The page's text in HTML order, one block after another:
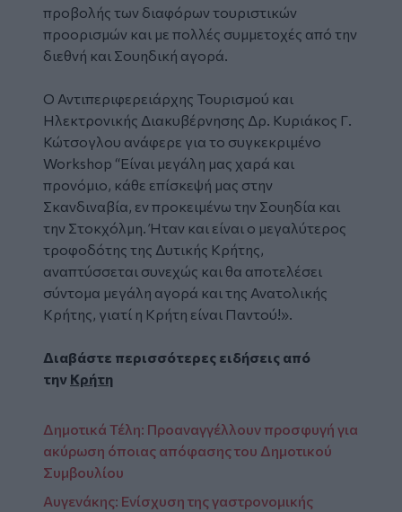
προβολής των διαφόρων τουριστικών
προορισμών και με πολλές συμμετοχές από την
διεθνή και Σουηδική αγορά.
Ο Αντιπεριφερειάρχης Τουρισμού και
Ηλεκτρονικής Διακυβέρνησης Δρ. Κυριάκος Γ.
Κώτσογλου ανάφερε για το συγκεκριμένο
Workshop “Είναι μεγάλη μας χαρά και
προνόμιο, κάθε επίσκεψή μας στην
Σκανδιναβία, εν προκειμένω την Σουηδία και
την Στοκχόλμη. Ήταν και είναι ο μεγαλύτερος
τροφοδότης της Δυτικής Κρήτης,
αναπτύσσεται συνεχώς και θα αποτελέσει
σύντομα μεγάλη αγορά και της Ανατολικής
Κρήτης, γιατί η Κρήτη είναι Παντού!».
Διαβάστε περισσότερες ειδήσεις από
την Κρήτη
Δημοτικά Τέλη: Προαναγγέλλουν προσφυγή για
ακύρωση όποιας απόφασης του Δημοτικού
Συμβουλίου
Αυγενάκης: Ενίσχυση της γαστρονομικής